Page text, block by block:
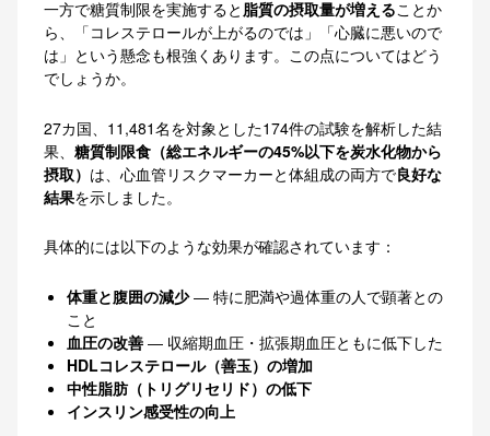
一方で糖質制限を実施すると 脂質の摂取量が増えることか
ら、「コレステロールが上がるのでは」「心臓に悪いので
は」という懸念も根強くあります。この点についてはどう
でしょうか。
27カ国、11,481名を対象とした174件の試験を解析した結
果、 糖質制限食（総エネルギーの45%以下を炭水化物から
摂取） は、心血管リスクマーカーと体組成の両方で良好な
結果を示しました。
具体的には以下のような効果が確認されています：
体重と腹囲の減少― 特に肥満や過体重の人で顕著との
こと
血圧の改善 ― 収縮期血圧・拡張期血圧ともに低下した
HDLコレステロール（善玉）の増加
中性脂肪（トリグリセリド）の低下
インスリン感受性の向上